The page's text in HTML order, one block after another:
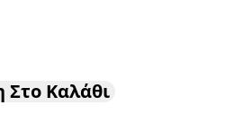
Στο Καλάθι